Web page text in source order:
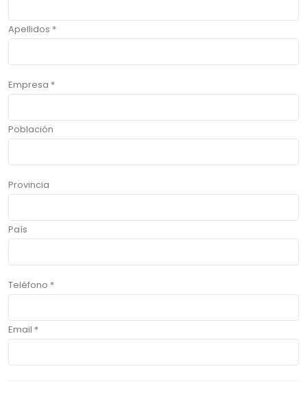
Apellidos *
Empresa *
Población
Provincia
País
Teléfono *
Email *